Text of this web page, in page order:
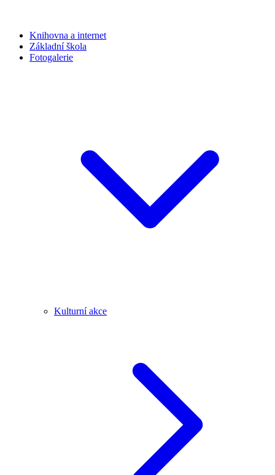
Knihovna a internet
Základní škola
Fotogalerie
Kulturní akce